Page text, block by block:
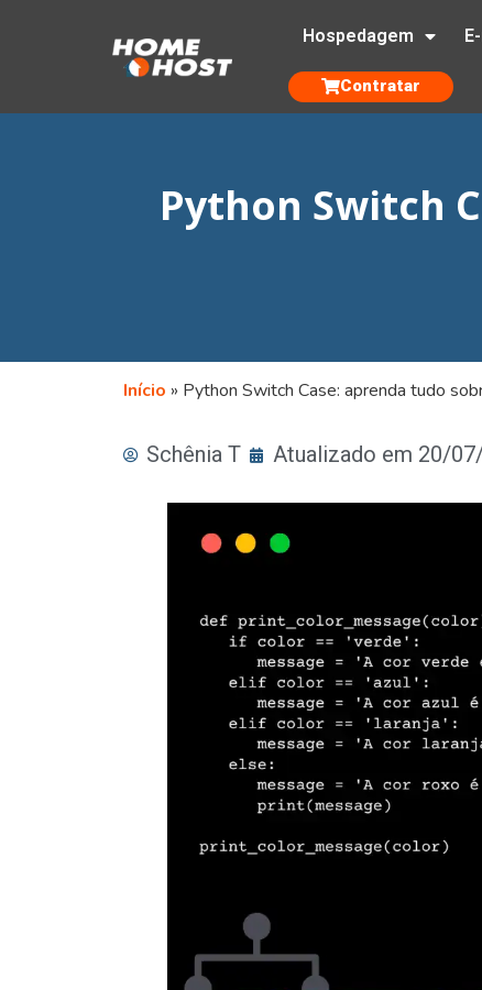
Hospedagem
Contratar
Python Switch
Início » Python Switch Case: aprenda tudo
Schênia T Atualizado em 20/